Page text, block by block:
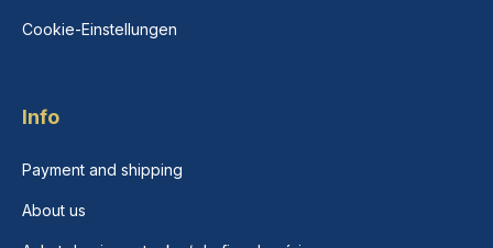
Cookie-Einstellungen
Info
Payment and shipping
About us